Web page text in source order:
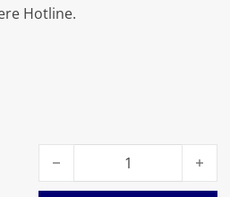
Hotline.
Viessmann